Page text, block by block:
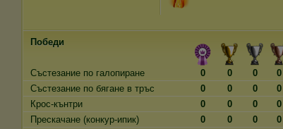
Победи
Състезание по галопиране 0 0 0
0
Състезание по бягане в тръс
0 0 0
0
Крос-кънтри
0 0 0
0
Прескачане (конкур-ипик)
0 0 0 0